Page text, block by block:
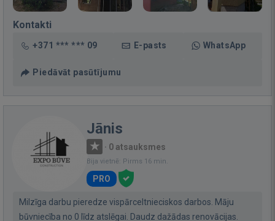
Kontakti
+371 *** *** 09 E-pasts WhatsApp
Piedāvāt pasūtījumu
Jānis
· 0 atsauksmes
Bija vietnē: Pirms 16 min.
PRO
Milzīga darbu pieredze vispārceltnieciskos darbos. Māju
būvniecība no 0 līdz atslēgai. Daudz dažādas renovācijas.